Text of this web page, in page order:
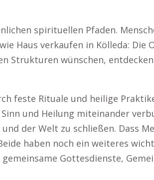
spirituellen Pfaden.
Haus verkaufen in Kölleda:
Strukturen wünschen,
feste Rituale und heilige
und Heilung miteinander
der Welt zu schließen. Dass
haben noch ein weiteres
Gottesdienste,